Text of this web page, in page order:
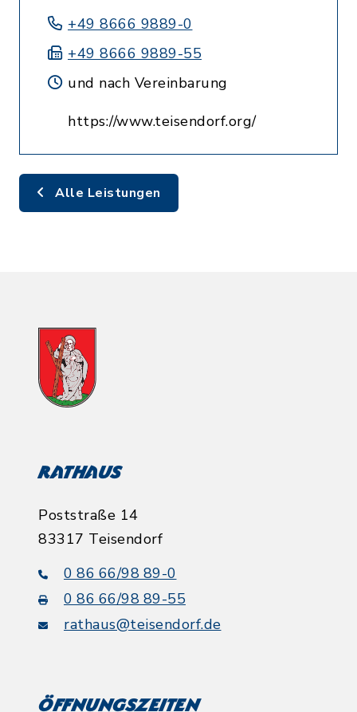
+49 8666 9889-0
+49 8666 9889-55
und nach Vereinbarung
https://www.teisendorf.org/
Alle Leistungen
Rathaus
Poststraße 14
83317 Teisendorf
0 86 66/98 89-0
0 86 66/98 89-55
rathaus@teisendorf.de
Öffnungszeiten